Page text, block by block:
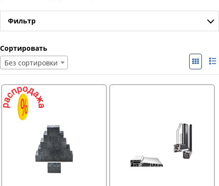
Фильтр
Сортировать
Без сортировки